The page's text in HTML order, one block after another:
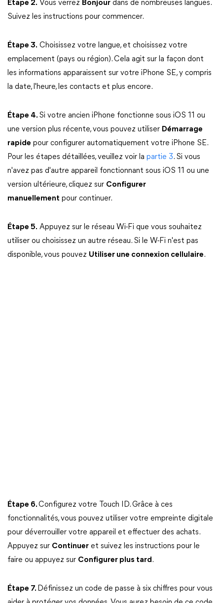
Étape 2. Vous verrez Bonjour dans de nombreuses langues.
Suivez les instructions pour commencer.
Étape 3. Choisissez votre langue, et choisissez votre
emplacement (pays ou région). Cela agit sur la façon dont
les informations apparaissent sur votre iPhone SE, y compris
la date, l'heure, les contacts et plus encore.
Étape 4. Si votre ancien iPhone fonctionne sous iOS 11 ou
une version plus récente, vous pouvez utiliser Démarrage
rapide pour configurer automatiquement votre iPhone SE.
Pour les étapes détaillées, veuillez voir la partie 3. Si vous
n'avez pas d'autre appareil fonctionnant sous iOS 11 ou une
version ultérieure, cliquez sur Configurer
manuellement pour continuer.
Étape 5. Appuyez sur le réseau Wi-Fi que vous souhaitez
utiliser ou choisissez un autre réseau. Si le W-Fi n'est pas
disponible, vous pouvez Utiliser une connexion cellulaire.
Étape 6.Configurez votre Touch ID. Grâce à ces
fonctionnalités, vous pouvez utiliser votre empreinte digitale
pour déverrouiller votre appareil et effectuer des achats.
Appuyez sur Continuer et suivez les instructions pour le
faire ou appuyez sur Configurer plus tard.
Étape 7. Définissez un code de passe à six chiffres pour vous